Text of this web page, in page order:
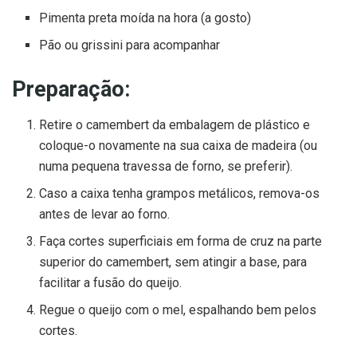
Pimenta preta moída na hora (a gosto)
Pão ou grissini para acompanhar
Preparação:
Retire o camembert da embalagem de plástico e
coloque-o novamente na sua caixa de madeira (ou
numa pequena travessa de forno, se preferir).
Caso a caixa tenha grampos metálicos, remova-os
antes de levar ao forno.
Faça cortes superficiais em forma de cruz na parte
superior do camembert, sem atingir a base, para
facilitar a fusão do queijo.
Regue o queijo com o mel, espalhando bem pelos
cortes.